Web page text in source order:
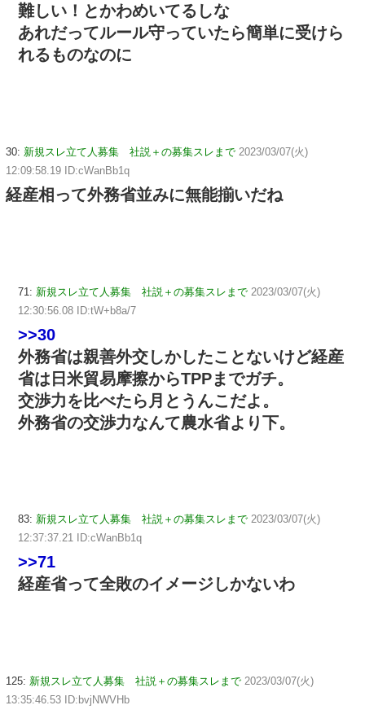
難しい！とかわめいてるしな
あれだってルール守っていたら簡単に受けら
れるものなのに
30: 新規スレ立て人募集 社説＋の募集スレまで 2023/03/07(火)
12:09:58.19 ID:cWanBb1q
経産相って外務省並みに無能揃いだね
71: 新規スレ立て人募集 社説＋の募集スレまで 2023/03/07(火)
12:30:56.08 ID:tW+b8a/7
>>30
外務省は親善外交しかしたことないけど経産
省は日米貿易摩擦からTPPまでガチ。
交渉力を比べたら月とうんこだよ。
外務省の交渉力なんて農水省より下。
83: 新規スレ立て人募集 社説＋の募集スレまで 2023/03/07(火)
12:37:37.21 ID:cWanBb1q
>>71
経産省って全敗のイメージしかないわ
125: 新規スレ立て人募集 社説＋の募集スレまで 2023/03/07(火)
13:35:46.53 ID:bvjNWVHb